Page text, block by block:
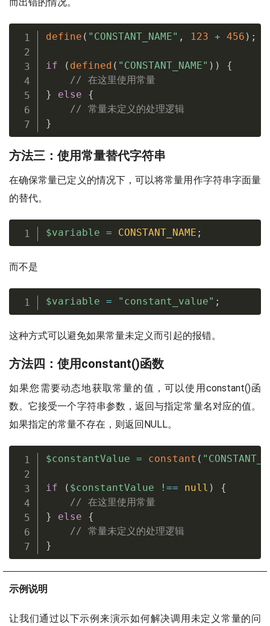
define ( "CONSTANT_NAME" , 123 + 456 ) ;
if ( defined ( "CONSTANT_NAME" ) )
{
// 在这里使用常量
}
else
{
// 常量未定义的处理逻辑
}
方法三：使用常量替代字符串
在确保常量已定义的情况下，可以将常量用作字符串字面量
的替代。
$variable = CONSTANT_NAME ;
而不是
$variable = "constant_value" ;
这种方式可以避免如果常量未定义而引起的报错。
方法四：使用constant()函数
如果您需要动态地获取常量的值，可以使用constant()函
数。它接受一个字符串参数，返回与指定常量名对应的值。
如果指定的常量不存在，则返回NULL。
$constantValue = constant (
if ( $constantValue !== null )
{
// 在这里使用常量
}
else
{
// 常量未定义的处理逻辑
}
示例说明
让我们通过以下示例来演示如何解决调用未定义常量的问